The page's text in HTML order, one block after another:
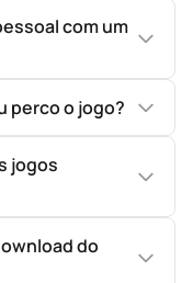
com um
perco o jogo?
jogos
do